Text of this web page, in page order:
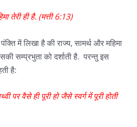
तेरी ही है. (मत्ती 6:13)
में लिखा है की राज्य, सामर्थ और महिमा
सम्प्रभुता को दर्शाती है. परन्तु इस
है:
पर वैसे ही पूरी हो जैसे स्वर्ग में पूरी होती